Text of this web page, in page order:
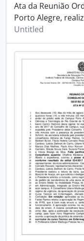
Ata da Reunião
Porto Alegre,
Untitled